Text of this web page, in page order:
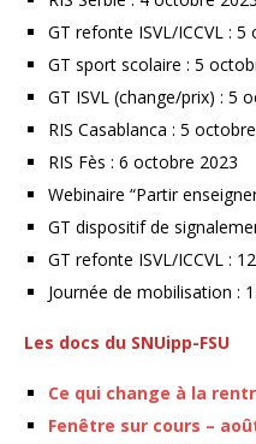
GT refonte ISVL/ICCVL :
GT sport scolaire : 5
GT ISVL (change/prix) : 5
RIS Casablanca : 5
RIS Fès : 6 octobre 2023
Webinaire “Partir
GT dispositif de
GT refonte ISVL/ICCVL :
Journée de mobilisation :
Les docs du SNUipp-FSU
Ce qui change à la
Fenêtre sur cours –